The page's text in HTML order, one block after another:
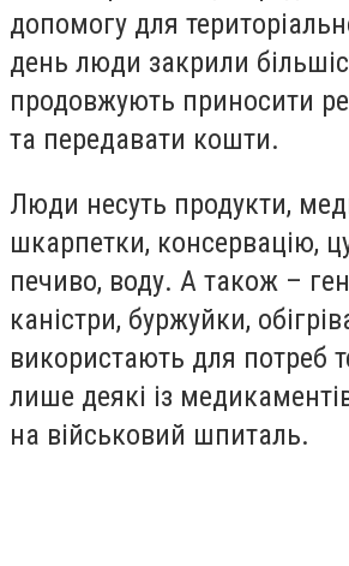
допомогу для
день люди закрили
продовжують приносити
та передавати кошти.
Люди несуть продукти,
шкарпетки, консервацію,
печиво, воду. А також –
каністри, буржуйки,
використають для потреб
лише деякі із
на військовий шпиталь.